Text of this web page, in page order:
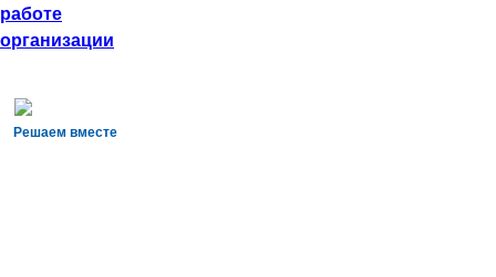
работе
организации
Решаем вместе